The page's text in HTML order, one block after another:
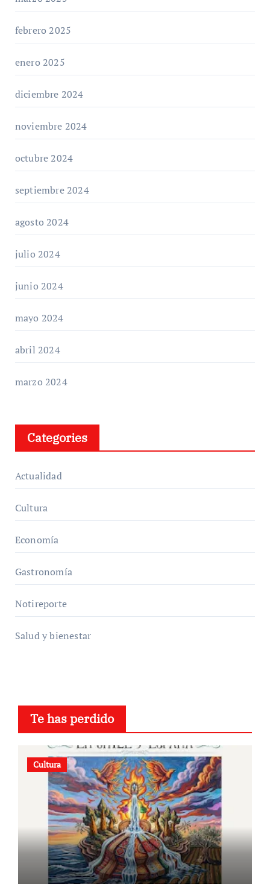
febrero 2025
enero 2025
diciembre 2024
noviembre 2024
octubre 2024
septiembre 2024
agosto 2024
julio 2024
junio 2024
mayo 2024
abril 2024
marzo 2024
Categories
Actualidad
Cultura
Economía
Gastronomía
Notireporte
Salud y bienestar
Te has perdido
Cultura